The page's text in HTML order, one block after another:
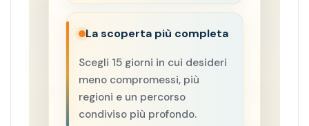
La scoperta più completa
Scegli 15 giorni in cui desideri
meno compromessi, più
regioni e un percorso
condiviso più profondo.